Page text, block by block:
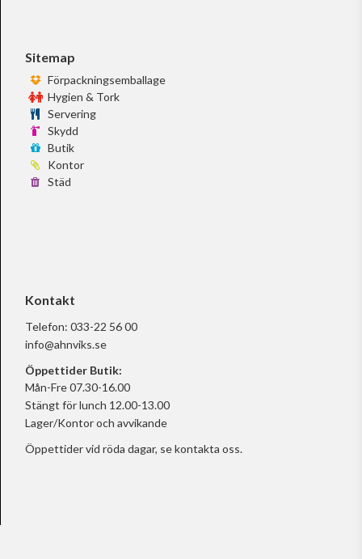
Sitemap
Förpackningsemballage
Hygien & Tork
Servering
Skydd
Butik
Kontor
Städ
Kontakt
Telefon: 033-22 56 00
info@ahnviks.se
Öppettider Butik:
Mån-Fre 07.30-16.00
Stängt för lunch 12.00-13.00
Lager/Kontor och avvikande
Öppettider vid röda dagar, sekontakta oss.